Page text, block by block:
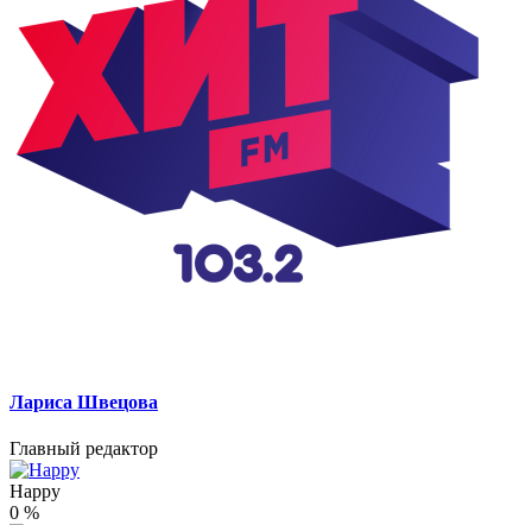
Лариса Швецова
Главный редактор
Happy
0 %